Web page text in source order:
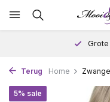
Terug Home
5% sale